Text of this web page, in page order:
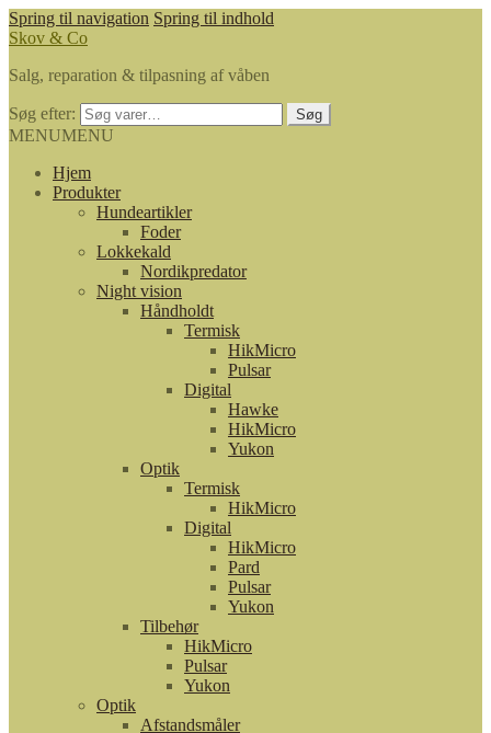
Spring til navigation Spring til indhold
Skov & Co
Salg, reparation & tilpasning af våben
Søg efter: Søg
MENUMENU
Hjem
Produkter
Hundeartikler
Foder
Lokkekald
Nordikpredator
Night vision
Håndholdt
Termisk
HikMicro
Pulsar
Digital
Hawke
HikMicro
Yukon
Optik
Termisk
HikMicro
Digital
HikMicro
Pard
Pulsar
Yukon
Tilbehør
HikMicro
Pulsar
Yukon
Optik
Afstandsmåler